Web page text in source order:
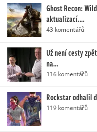
Ghost Recon:
aktualizací.…
43 komentářů
Už není cesty
na…
116 komentářů
Rockstar odhalil
119 komentářů